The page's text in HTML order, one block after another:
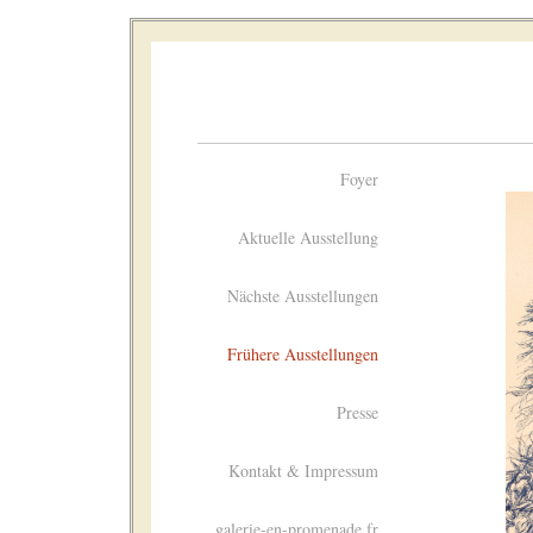
Foyer
Aktuelle Ausstellung
Nächste Ausstellungen
Frühere Ausstellungen
Presse
Kontakt & Impressum